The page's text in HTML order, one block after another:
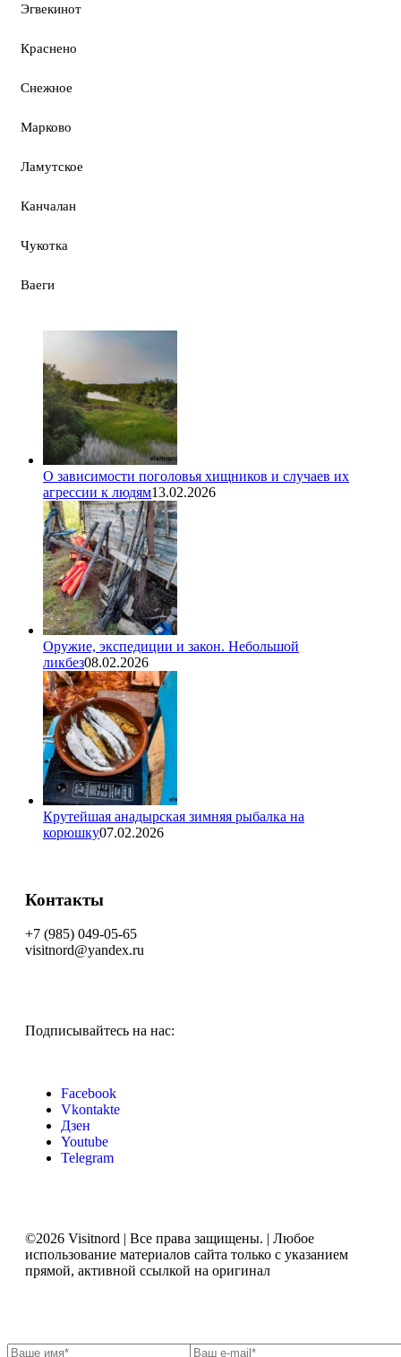
Эгвекинот
Краснено
Снежное
Марково
Ламутское
Канчалан
Чукотка
Ваеги
О зависимости поголовья хищников и случаев их
агрессии к людям13.02.2026
Оружие, экспедиции и закон. Небольшой
ликбез08.02.2026
Крутейшая анадырская зимняя рыбалка на
корюшку07.02.2026
Контакты
+7 (985) 049-05-65
visitnord@yandex.ru
Подписывайтесь на нас:
Facebook
Vkontakte
Дзен
Youtube
Telegram
©2026 Visitnord | Все права защищены. | Любое
использование материалов сайта только с указанием
прямой, активной ссылкой на оригинал